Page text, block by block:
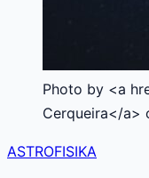
Photo by <a
Cerqueira</a>
ASTROFISIKA